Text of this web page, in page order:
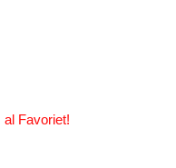
al Favoriet!